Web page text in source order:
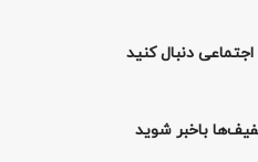
دنبال کنید
باخبر شوید